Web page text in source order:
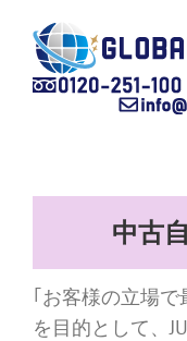
content
中古
｢お客様の立場
を目的として、